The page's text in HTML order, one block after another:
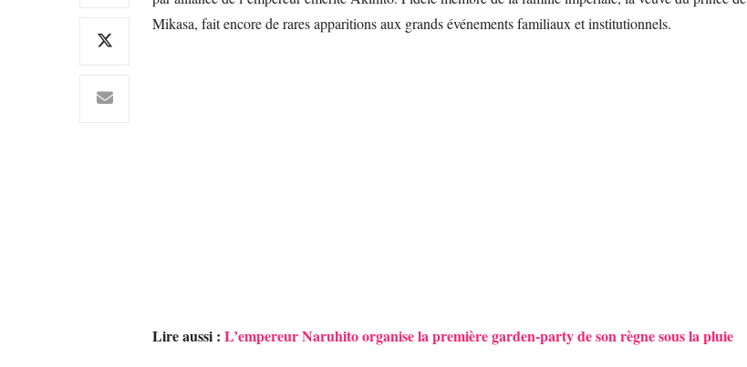
Mikasa, fait encore de rares apparitions aux grands événements familiaux et institutionnels.
Lire aussi : L’empereur Naruhito organise la première garden-party de son règne sous la pluie